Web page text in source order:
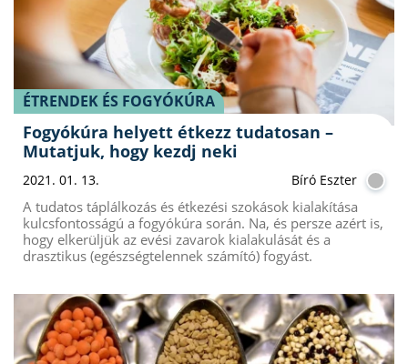
ÉTRENDEK ÉS FOGYÓKÚRA
Fogyókúra helyett étkezz tudatosan –
Mutatjuk, hogy kezdj neki
2021. 01. 13. Bíró Eszter
A tudatos táplálkozás és étkezési szokások kialakítása
kulcsfontosságú a fogyókúra során. Na, és persze azért is,
hogy elkerüljük az evési zavarok kialakulását és a
drasztikus (egészségtelennek számító) fogyást.